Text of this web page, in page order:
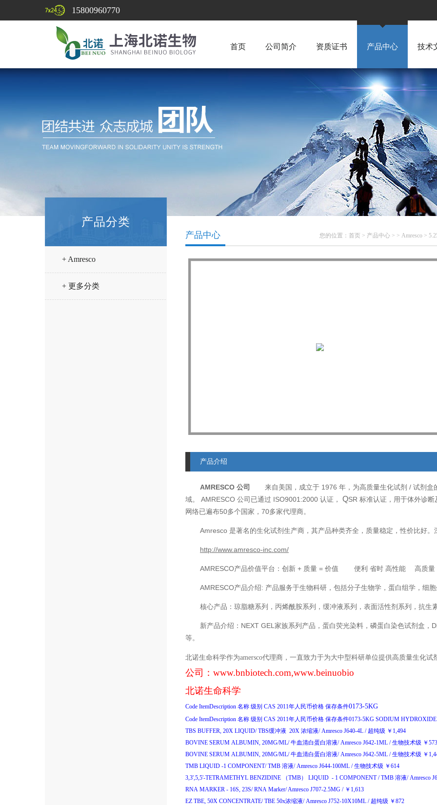
15800960770
首页 公司简介 资质证书 产品中心 技术
产品分类
+ Amresco
+ 更多分类
您的位置： 首页 > 产品中心 > > Amresco >
产品中心
产品介绍
AMRESCO 公司 来自美国，成立于 1976 年，为高质量生化试剂 / 试剂盒
域。 AMRESCO 公司已通过 ISO9001:2000 认证， QSR 标准认证，用于体外诊断
网络已遍布50多个国家， 70多家代理商。
Amresco 是著名的生化试剂生产商，其产品种类齐全，质量稳定，性价比好。
http://www.amresco-inc.com/
AMRESCO产品价值平台：创新 + 质量 = 价值 便利 省时 高性能 高质量
AMRESCO产品介绍: 产品服务于生物科研，包括分子生物学，蛋白组学，细
核心产品：琼脂糖系列，丙烯酰胺系列，缓冲液系列，表面活性剂系列，抗生
新产品介绍： NEXT GEL 家族系列产品，蛋白荧光染料，磷蛋白染色试剂盒，
等。
北诺生命科学作为amersco代理商，一直致力于为大中型科研单位提供高质量生化试
公司： www.bnbiotech.com,www.beinuobio
北诺生命科学
Code ItemDescription 名称 级别 CAS 2011年人民币价格 保存条件0173-5KG
Code ItemDescription 名称 级别 CAS 2011年人民币价格 保存条件0173-5KG SODIUM HYDROXIDE
TBS BUFFER, 20X LIQUID/ TBS缓冲液 20X 浓缩液/ Amresco J640-4L / 超纯级 ￥ 1,494
BOVINE SERUM ALBUMIN, 20MG/ML/ 牛血清白蛋白溶液/ Amresco J642-1ML / 生物技术级 ￥ 573
BOVINE SERUM ALBUMIN, 20MG/ML/ 牛血清白蛋白溶液/ Amresco J642-5ML / 生物技术级 ￥
TMB LIQUID -1 COMPONENT/ TMB 溶液/ Amresco J644-100ML / 生物技术级 ￥ 614
3,3',5,5'-TETRAMETHYL BENZIDINE （TMB） LIQUID - 1 COMPONENT / TMB 溶液/ Amresco
RNA MARKER - 16S, 23S/ RNA Marker/Amresco J707-2.5MG / ￥ 1,613
EZ TBE, 50X CONCENTRATE/ TBE 50x浓缩液/ Amresco J752-10X10ML / 超纯级 ￥ 872